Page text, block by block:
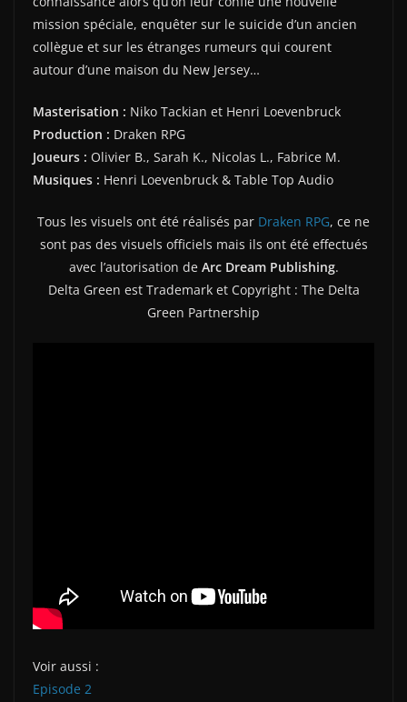
mission spéciale, enquêter sur le suicide d’un ancien
collègue et sur les étranges rumeurs qui courent
autour d’une maison du New Jersey…
Masterisation : Niko Tackian et Henri Loevenbruck
Production : Draken RPG
Joueurs : Olivier B., Sarah K., Nicolas L., Fabrice M.
Musiques : Henri Loevenbruck & Table Top Audio
Tous les visuels ont été réalisés par Draken RPG, ce ne
sont pas des visuels officiels mais ils ont été effectués
avec l’autorisation de Arc Dream Publishing.
Delta Green est Trademark et Copyright : The Delta
Green Partnership
Voir aussi :
Episode 2